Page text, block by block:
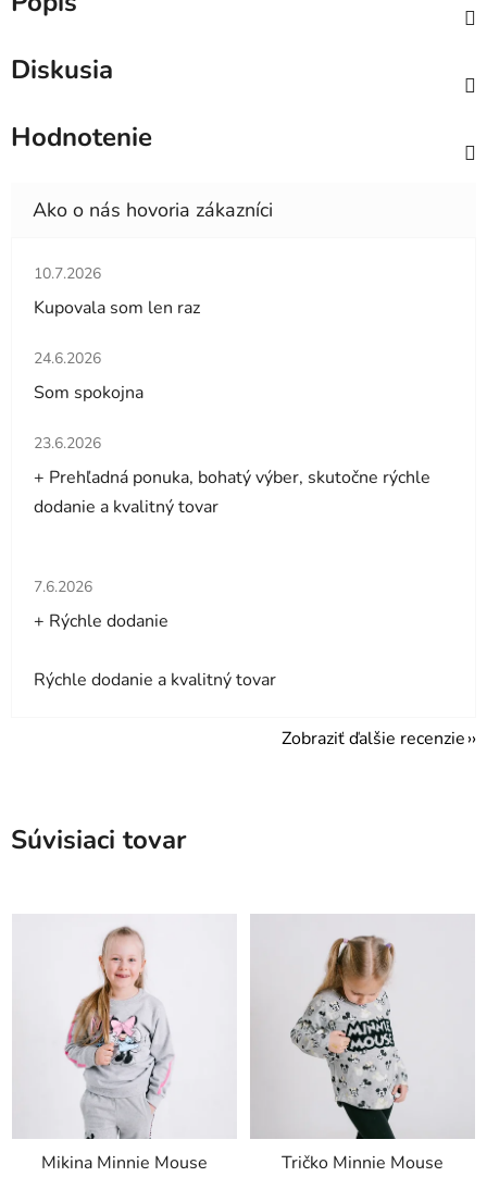
Diskusia
Hodnotenie
Hodnotenie obchodu je 5 z 5 hviezdičiek.
10.7.2026
Kupovala som len raz
Hodnotenie obchodu je 5 z 5 hviezdičiek.
24.6.2026
Som spokojna
Hodnotenie obchodu je 5 z 5 hviezdičiek.
23.6.2026
+ Prehľadná ponuka, bohatý výber, skutočne rýchle
dodanie a kvalitný tovar
Hodnotenie obchodu je 5 z 5 hviezdičiek.
7.6.2026
+ Rýchle dodanie
Rýchle dodanie a kvalitný tovar
Zobraziť ďalšie recenzie
Súvisiaci tovar
Mikina Minnie Mouse
Tričko Minnie Mouse